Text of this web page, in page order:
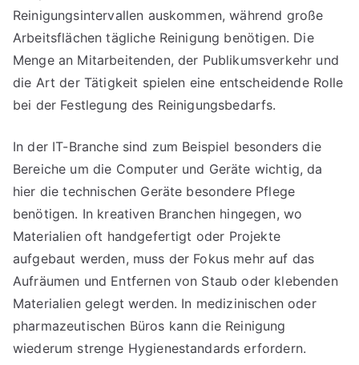
Reinigungsintervallen auskommen, während große
Arbeitsflächen tägliche Reinigung benötigen. Die
Menge an Mitarbeitenden, der Publikumsverkehr und
die Art der Tätigkeit spielen eine entscheidende Rolle
bei der Festlegung des Reinigungsbedarfs.
In der IT-Branche sind zum Beispiel besonders die
Bereiche um die Computer und Geräte wichtig, da
hier die technischen Geräte besondere Pflege
benötigen. In kreativen Branchen hingegen, wo
Materialien oft handgefertigt oder Projekte
aufgebaut werden, muss der Fokus mehr auf das
Aufräumen und Entfernen von Staub oder klebenden
Materialien gelegt werden. In medizinischen oder
pharmazeutischen Büros kann die Reinigung
wiederum strenge Hygienestandards erfordern.